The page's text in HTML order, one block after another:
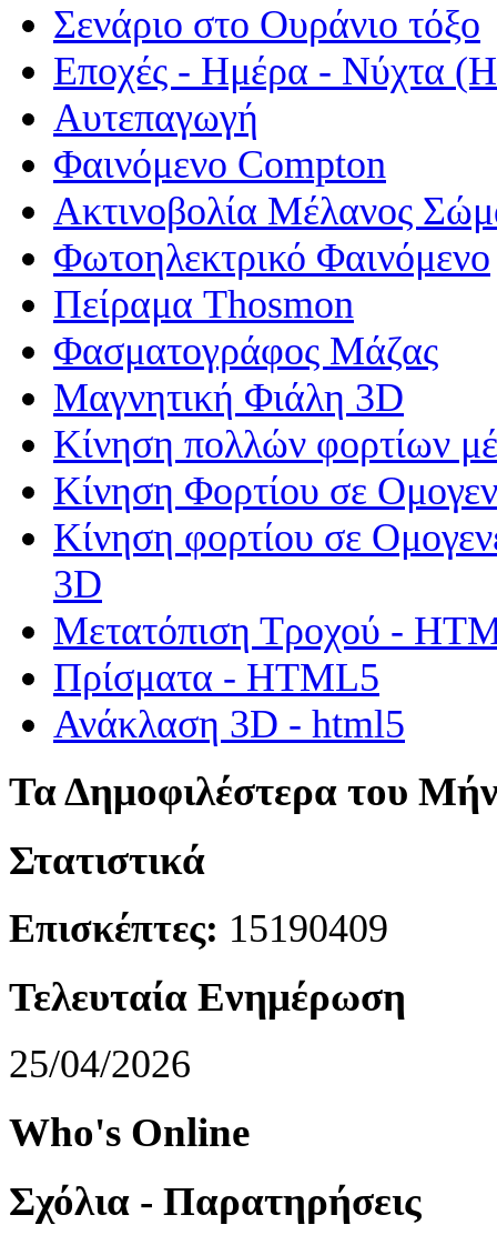
Σενάριο στο Ουράνιο τόξο
Εποχές - Ημέρα - Νύχτα
Αυτεπαγωγή
Φαινόμενο Compton
Ακτινοβολία Μέλανος
Φωτοηλεκτρικό Φαινόμενο
Πείραμα Thosmon
Φασματογράφος Μάζας
Μαγνητική Φιάλη 3D
Κίνηση πολλών φορτίων
Κίνηση Φορτίου σε
Κίνηση φορτίου σε
3D
Μετατόπιση Τροχού -
Πρίσματα - HTML5
Ανάκλαση 3D - html5
Τα Δημοφιλέστερα του
Στατιστικά
Επισκέπτες: 15190409
Τελευταία Ενημέρωση
25/04/2026
Who's Online
Σχόλια - Παρατηρήσεις